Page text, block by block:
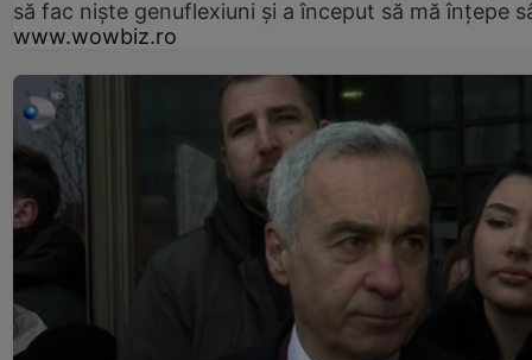
să fac niște genuflexiuni și a început să mă înțepe
www.wowbiz.ro